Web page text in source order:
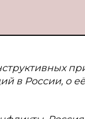
в России, о